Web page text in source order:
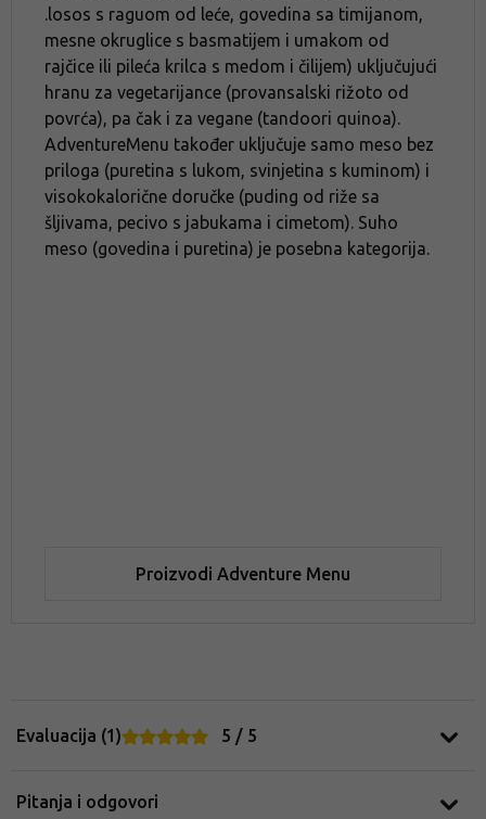
.losos s raguom od leće, govedina sa timijanom,
mesne okruglice s basmatijem i umakom od
rajčice ili pileća krilca s medom i čilijem) uključujući
hranu za vegetarijance (provansalski rižoto od
povrća), pa čak i za vegane (tandoori quinoa).
AdventureMenu također uključuje samo meso bez
priloga (puretina s lukom, svinjetina s kuminom) i
visokokalorične doručke (puding od riže sa
šljivama, pecivo s jabukama i cimetom). Suho
meso (govedina i puretina) je posebna kategorija.
Proizvodi Adventure Menu
Evaluacija (1) 5 / 5
Pitanja i odgovori